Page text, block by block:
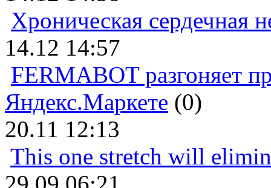
Хроническая сердечная
14.12 14:57
FERMABOT разгоняет
Яндекс.Маркете (0)
20.11 12:13
This one stretch will